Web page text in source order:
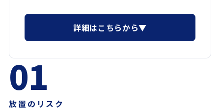
詳細はこちらから▼
01
放置のリスク